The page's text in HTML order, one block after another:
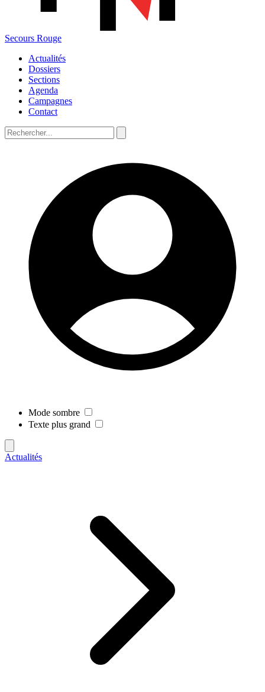
Secours Rouge
Actualités
Dossiers
Sections
Agenda
Campagnes
Contact
Mode sombre
Texte plus grand
Actualités